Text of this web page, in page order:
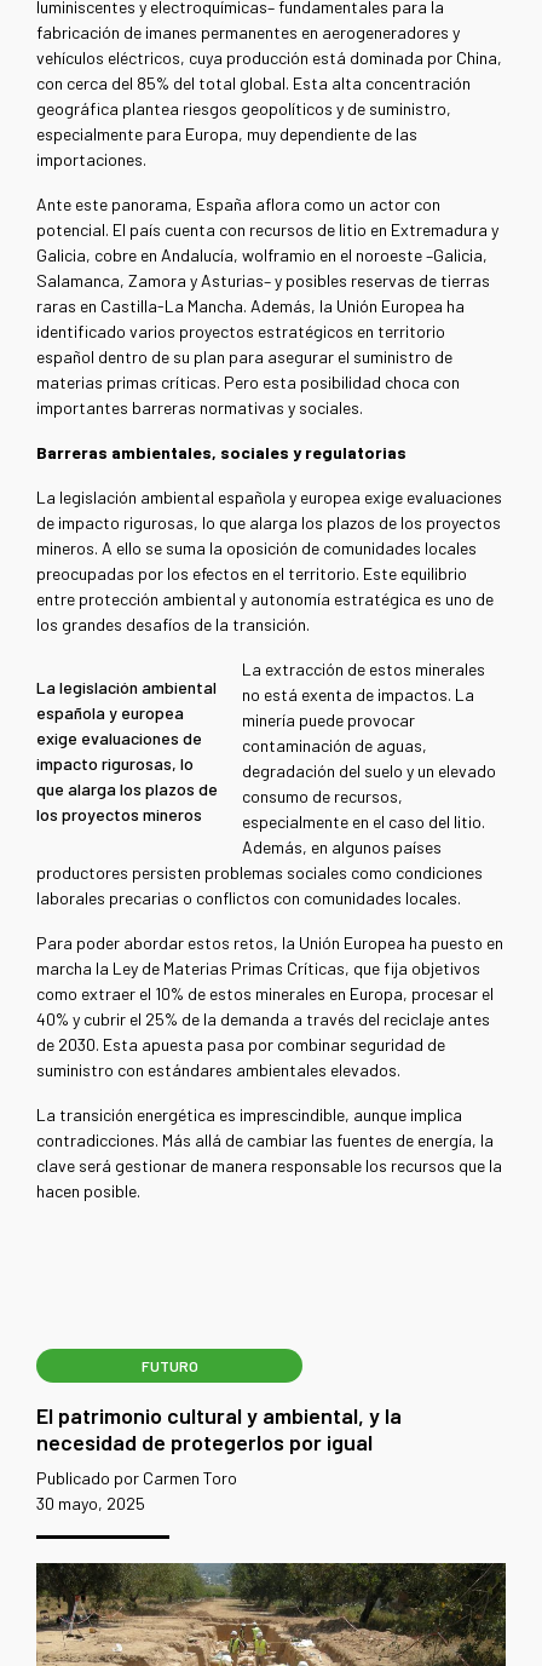
luminiscentes y electroquímicas– fundamentales para la
fabricación de imanes permanentes en aerogeneradores y
vehículos eléctricos, cuya producción está dominada por China,
con cerca del 85% del total global. Esta alta concentración
geográfica plantea riesgos geopolíticos y de suministro,
especialmente para Europa, muy dependiente de las
importaciones.
Ante este panorama, España aflora como un actor con
potencial. El país cuenta con recursos de litio en Extremadura y
Galicia, cobre en Andalucía, wolframio en el noroeste –Galicia,
Salamanca, Zamora y Asturias– y posibles reservas de tierras
raras en Castilla-La Mancha. Además, la Unión Europea ha
identificado varios proyectos estratégicos en territorio
español dentro de su plan para asegurar el suministro de
materias primas críticas. Pero esta posibilidad choca con
importantes barreras normativas y sociales.
Barreras ambientales, sociales y regulatorias
La legislación ambiental española y europea exige evaluaciones
de impacto rigurosas, lo que alarga los plazos de los proyectos
mineros. A ello se suma la oposición de comunidades locales
preocupadas por los efectos en el territorio. Este equilibrio
entre protección ambiental y autonomía estratégica es uno de
los grandes desafíos de la transición.
La legislación ambiental
española y europea
exige evaluaciones de
impacto rigurosas, lo
que alarga los plazos de
los proyectos mineros
La extracción de estos minerales
no está exenta de impactos. La
minería puede provocar
contaminación de aguas,
degradación del suelo y un elevado
consumo de recursos,
especialmente en el caso del litio.
Además, en algunos países
productores persisten problemas sociales como condiciones
laborales precarias o conflictos con comunidades locales.
Para poder abordar estos retos, la Unión Europea ha puesto en
marcha la Ley de Materias Primas Críticas, que fija objetivos
como extraer el 10% de estos minerales en Europa, procesar el
40% y cubrir el 25% de la demanda a través del reciclaje antes
de 2030. Esta apuesta pasa por combinar seguridad de
suministro con estándares ambientales elevados.
La transición energética es imprescindible, aunque implica
contradicciones. Más allá de cambiar las fuentes de energía, la
clave será gestionar de manera responsable los recursos que la
hacen posible.
FUTURO
El patrimonio cultural y ambiental, y la
necesidad de protegerlos por igual
Publicado por Carmen Toro
30 mayo, 2025